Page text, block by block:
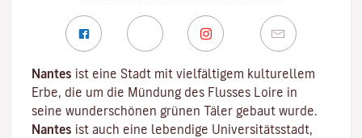
Nantes ist eine Stadt mit vielfältigem kulturellem
Erbe, die um die Mündung des Flusses Loire in
seine wunderschönen grünen Täler gebaut wurde.
Nantes ist auch eine lebendige Universitätsstadt,